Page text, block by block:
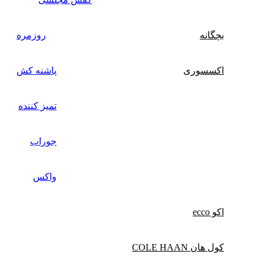
بچگانه روزمره
اکسسوری پاشنه کش
تمیز کننده
جوراب
واکس
اکو ecco
کول هان COLE HAAN